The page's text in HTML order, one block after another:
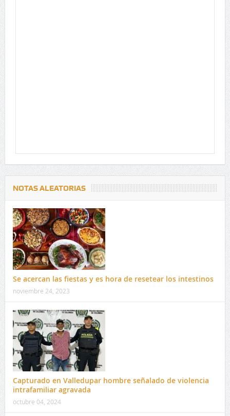
NOTAS ALEATORIAS
Se acercan las fiestas y es hora de resetear los intestinos
noviembre 24, 2023
Capturado en Valledupar hombre señalado de violencia
intrafamiliar agravada
octubre 04, 2024